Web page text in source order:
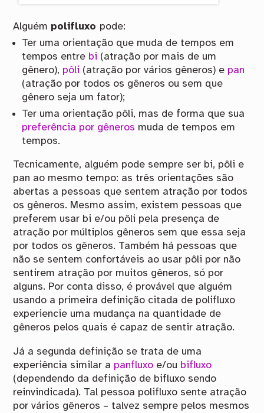
Alguém polifluxo pode:
Ter uma orientação que muda de tempos em
tempos entre bi (atração por mais de um
gênero), pôli (atração por vários gêneros) e pan
(atração por todos os gêneros ou sem que
gênero seja um fator);
Ter uma orientação pôli, mas de forma que sua
preferência por gêneros muda de tempos em
tempos.
Tecnicamente, alguém pode sempre ser bi, pôli e
pan ao mesmo tempo: as três orientações são
abertas a pessoas que sentem atração por todos
os gêneros. Mesmo assim, existem pessoas que
preferem usar bi e/ou pôli pela presença de
atração por múltiplos gêneros sem que essa seja
por todos os gêneros. Também há pessoas que
não se sentem confortáveis ao usar pôli por não
sentirem atração por muitos gêneros, só por
alguns. Por conta disso, é provável que alguém
usando a primeira definição citada de polifluxo
experiencie uma mudança na quantidade de
gêneros pelos quais é capaz de sentir atração.
Já a segunda definição se trata de uma
experiência similar a panfluxo e/ou bifluxo
(dependendo da definição de bifluxo sendo
reinvindicada). Tal pessoa polifluxo sente atração
por vários gêneros – talvez sempre pelos mesmos